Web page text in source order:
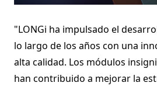
"LONGi ha impulsado el
lo largo de los años con una
alta calidad. Los módulos
han contribuido a mejorar la